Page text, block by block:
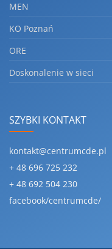
MEN
KO Poznań
ORE
Doskonalenie w sieci
SZYBKI KONTAKT
kontakt@centrumcde.pl
+ 48 696 725 232
+ 48 692 504 230
facebook/centrumcde/